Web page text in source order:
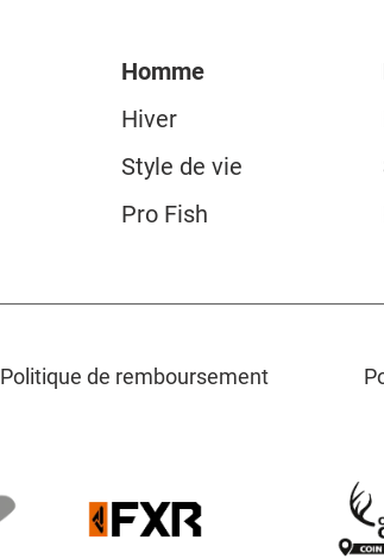
Homme
Hiver
Style de vie
Pro Fish
Politique de remboursement